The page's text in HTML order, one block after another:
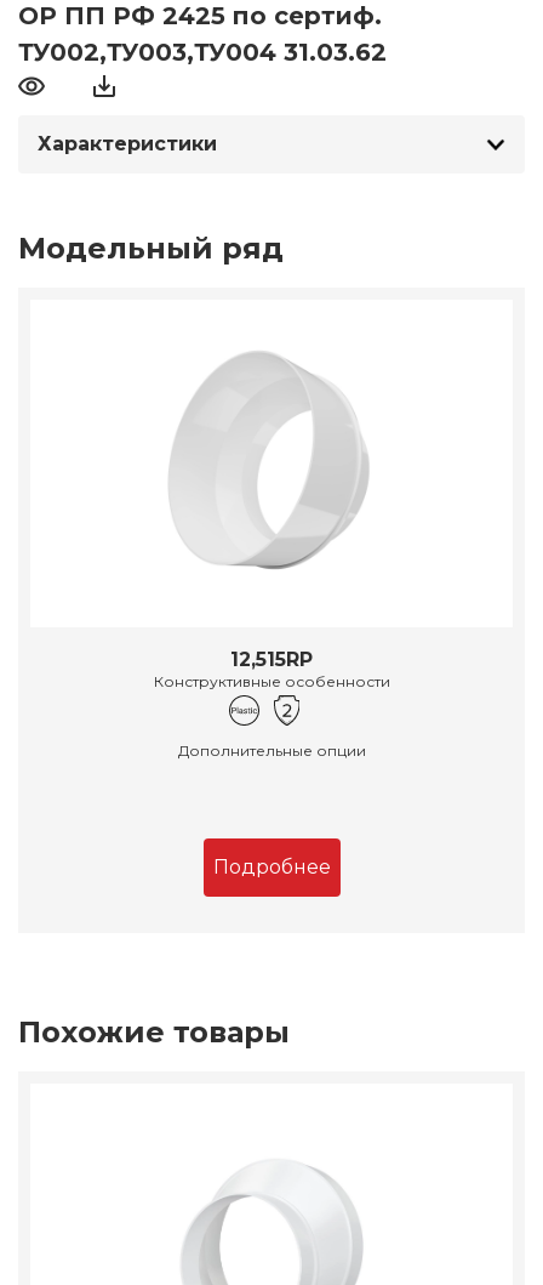
ОР ПП РФ 2425 по сертиф.
ТУ002,ТУ003,ТУ004 31.03.62
Характеристики
Модельный ряд
12,515RP
Конструктивные особенности
Дополнительные опции
Подробнее
Похожие товары